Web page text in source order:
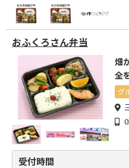
おふくろさん弁当
畑
全
口
グ
受付時間